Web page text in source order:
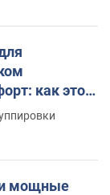
как это
мощные